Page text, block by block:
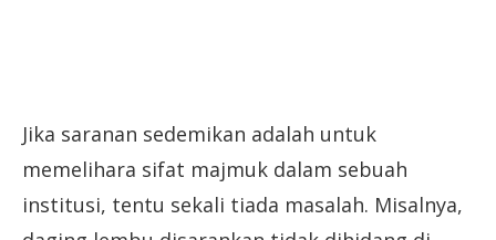
Jika saranan sedemikan adalah untuk
memelihara sifat majmuk dalam sebuah
institusi, tentu sekali tiada masalah. Misalnya,